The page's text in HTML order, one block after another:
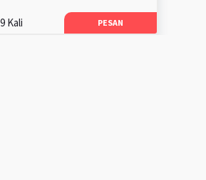
Kali PESAN